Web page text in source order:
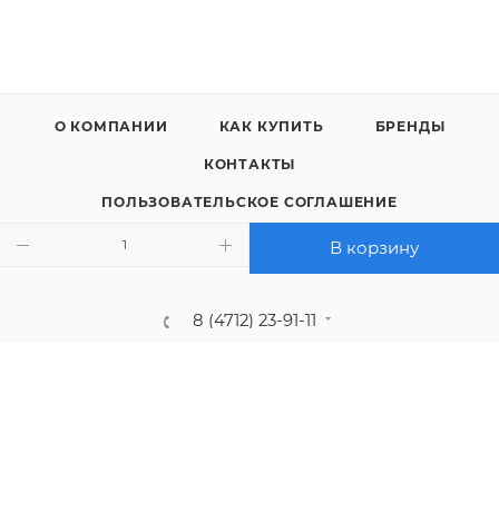
В корзину
О КОМПАНИИ КАК КУПИТЬ БРЕНДЫ
КОНТАКТЫ
ПОЛЬЗОВАТЕЛЬСКОЕ СОГЛАШЕНИЕ
ПОЛИТИКА КОНФИДЕНЦИАЛЬНОСТИ
8 (4712) 23-91-11